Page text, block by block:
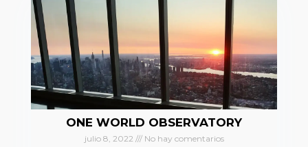
ONE WORLD OBSERVATORY
julio 8, 2022
No hay comentarios